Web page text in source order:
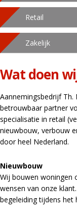
Retail
Zakelijk
Wat doen
Aannemingsbedrijf Th.
betrouwbaar partner
specialisatie in retail
nieuwbouw, verbouw
door heel Nederland.
Nieuwbouw
Wij bouwen woningen
wensen van onze
begeleiding tijdens het